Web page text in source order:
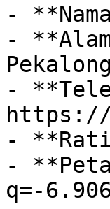
-
-
-
https://
-
-